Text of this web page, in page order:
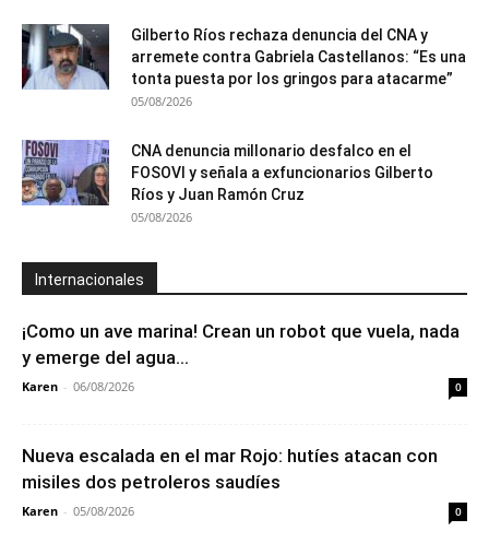
Gilberto Ríos rechaza denuncia del CNA y
arremete contra Gabriela Castellanos: “Es una
tonta puesta por los gringos para atacarme”
05/08/2026
CNA denuncia millonario desfalco en el
FOSOVI y señala a exfuncionarios Gilberto
Ríos y Juan Ramón Cruz
05/08/2026
Internacionales
¡Como un ave marina! Crean un robot que vuela, nada
y emerge del agua...
Karen - 06/08/2026 0
Nueva escalada en el mar Rojo: hutíes atacan con
misiles dos petroleros saudíes
Karen - 05/08/2026 0